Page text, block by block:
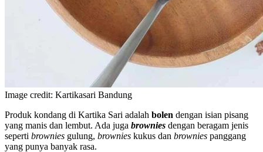
Image credit: Kartikasari Bandung
Produk kondang di Kartika Sari adalah bolen dengan isian pisang
yang manis dan lembut. Ada juga brownies dengan beragam jenis
seperti brownies gulung, brownies kukus dan brownies panggang
yang punya banyak rasa.